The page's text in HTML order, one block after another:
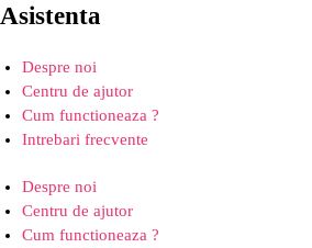
Asistenta
Despre noi
Centru de ajutor
Cum functioneaza ?
Intrebari frecvente
Despre noi
Centru de ajutor
Cum functioneaza ?